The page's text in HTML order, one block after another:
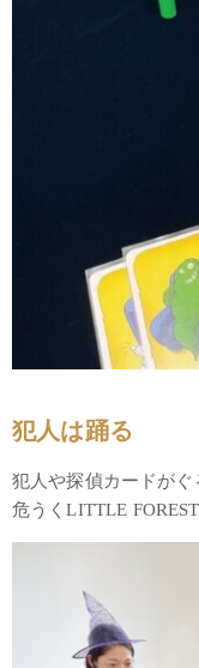
犯人は踊る
犯人や探偵カードがぐ
危うくLITTLE